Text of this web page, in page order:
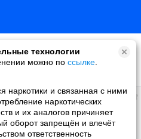
технологии
можно по ссылке
наркотики и связанная с ними
наркотических
и их аналогов причиняет
оборот запрещён и влечёт
ответственность